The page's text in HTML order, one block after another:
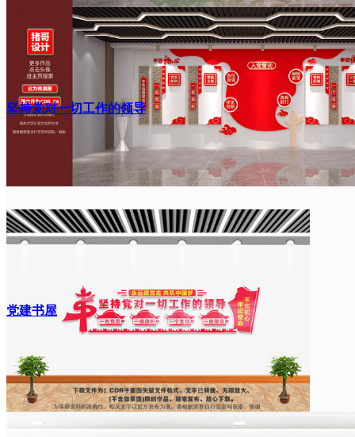
坚持党对一切工作的领导
党建书屋